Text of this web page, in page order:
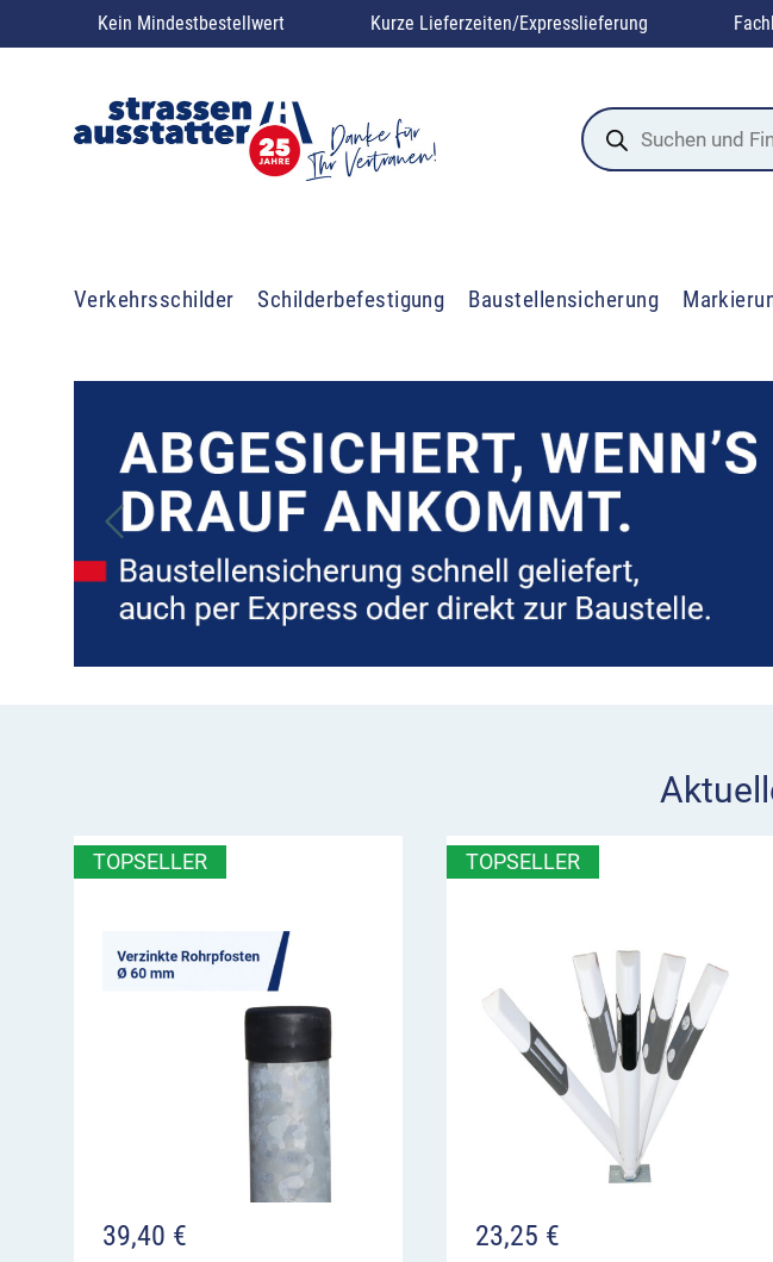
Kein Mindestbestellwert Kurze Lieferzeiten/Expresslieferung
Products
search
Verkehrsschilder Schilderbefestigung Baustellensicherung
TOPSELLER
39,40 €
TOPSELLER
23,25 €